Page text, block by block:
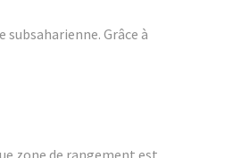
Grâce à